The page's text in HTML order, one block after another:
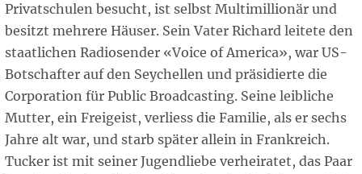
Privatschulen besucht, ist selbst Multimillionär und
besitzt mehrere Häuser. Sein Vater Richard leitete den
staatlichen Radiosender «Voice of America», war US-
Botschafter auf den Seychellen und präsidierte die
Corporation für Public Broadcasting. Seine leibliche
Mutter, ein Freigeist, verliess die Familie, als er sechs
Jahre alt war, und starb später allein in Frankreich.
Tucker ist mit seiner Jugendliebe verheiratet, das Paar